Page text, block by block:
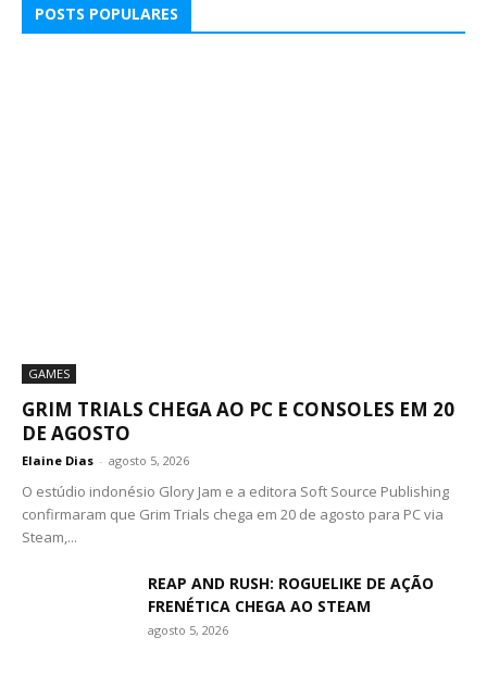
POSTS POPULARES
GAMES
GRIM TRIALS CHEGA AO PC E CONSOLES EM 20
DE AGOSTO
Elaine Dias - agosto 5, 2026
O estúdio indonésio Glory Jam e a editora Soft Source Publishing
confirmaram que Grim Trials chega em 20 de agosto para PC via
Steam,...
REAP AND RUSH: ROGUELIKE DE AÇÃO
FRENÉTICA CHEGA AO STEAM
agosto 5, 2026